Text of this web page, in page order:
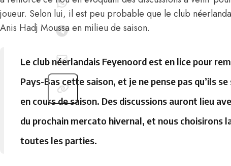
joueur. Selon lui, il est peu probable que le club
Anis Hadj Moussa en milieu de saison.
Le club néerlandais Feyenoord est en lice pour
Pays-Bas cette saison, et je ne pense pas qu’ils
en cours de saison. Des discussions auront lieu
du prochain mercato hivernal, et nous choisirons
toutes les parties.